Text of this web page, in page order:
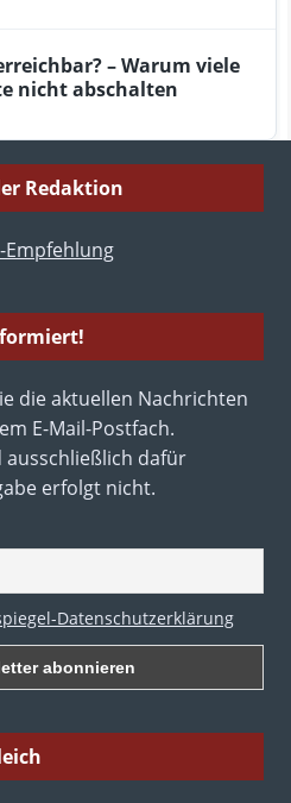
– Warum viele
nicht abschalten
Redaktion
die aktuellen Nachrichten
E-Mail-Postfach.
ausschließlich dafür
erfolgt nicht.
Datenschutzerklärung